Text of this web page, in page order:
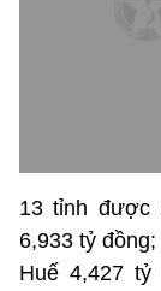
13 tỉnh được
6,933 tỷ
Huế 4,427 tỷ